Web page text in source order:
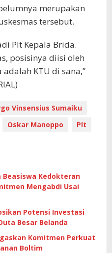
merupakan
tersebut.
Plt Kepala Brida.
posisinya diisi oleh
KTU di sana,”
Vinsensius Sumaiku
Oskar Manoppo
Plt
Beasiswa Kedokteran
Mengabdi Usai
Potensi Investasi
Besar Belanda
Komitmen Perkuat
Boltim